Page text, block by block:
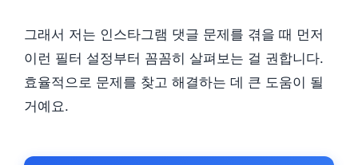
그래서 저는 인스타그램 댓글 문제를 겪을 때 먼저
이런 필터 설정부터 꼼꼼히 살펴보는 걸 권합니다.
효율적으로 문제를 찾고 해결하는 데 큰 도움이 될
거예요.